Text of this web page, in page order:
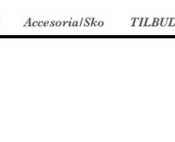
Accesoria/Sko